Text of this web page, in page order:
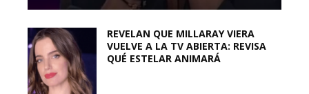
REVELAN QUE MILLARAY VIERA
VUELVE A LA TV ABIERTA: REVISA
QUÉ ESTELAR ANIMARÁ